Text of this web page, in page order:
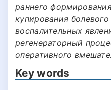
раннего
купирования
воспалительных
регенераторный
оперативного
Key words